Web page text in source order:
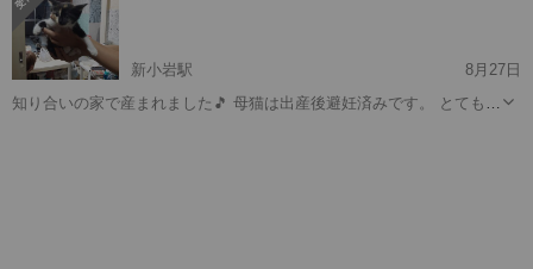
ー。 雄...
新小岩駅
8月27日
知り合いの家で産まれました🎵 母猫は出産後避妊済みです。 とても元